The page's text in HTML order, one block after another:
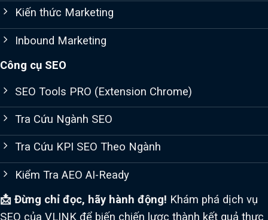
Kiến thức Marketing
Inbound Marketing
Công cụ SEO
SEO Tools PRO (Extension Chrome)
Tra Cứu Ngành SEO
Tra Cứu KPI SEO Theo Ngành
Kiểm Tra AEO AI-Ready
📩 Đừng chỉ đọc, hãy hành động! Khám phá dịch vụ
SEO của VLINK để biến chiến lược thành kết quả thực